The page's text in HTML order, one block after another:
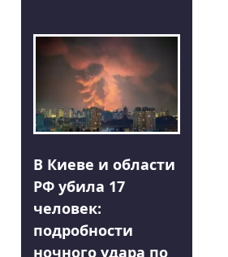
В Киеве и области
РФ убила 17
человек:
подробности
ночного удара по